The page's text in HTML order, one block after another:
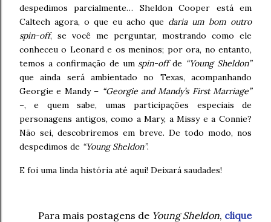
despedimos parcialmente… Sheldon Cooper está em
Caltech agora, o que eu acho que daria um bom outro
spin-off, se você me perguntar, mostrando como ele
conheceu o Leonard e os meninos; por ora, no entanto,
temos a confirmação de um spin-offde “Young Sheldon”
que ainda será ambientado no Texas, acompanhando
Georgie e Mandy – “Georgie and Mandy’s First Marriage”
–, e quem sabe, umas participações especiais de
personagens antigos, como a Mary, a Missy e a Connie?
Não sei, descobriremos em breve. De todo modo, nos
despedimos de “Young Sheldon”.
E foi uma linda história até aqui! Deixará saudades!
Para mais postagens de Young Sheldon, clique